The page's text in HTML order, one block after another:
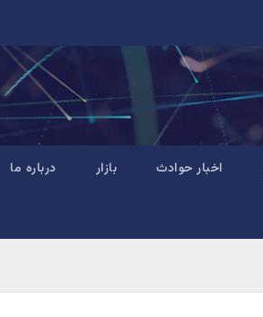
اخبار حوادث بازار درباره ما